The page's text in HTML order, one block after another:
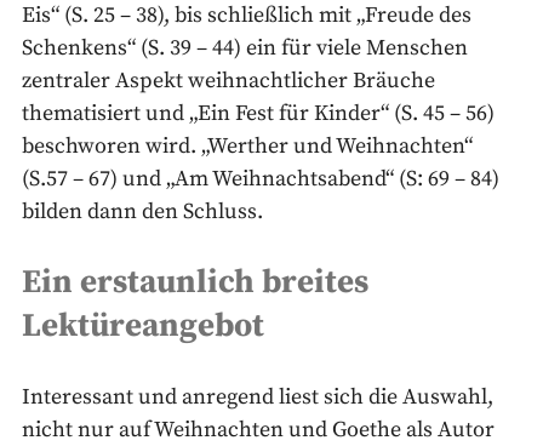
Eis“ (S. 25 – 38), bis schließlich mit „Freude des
Schenkens“ (S. 39 – 44) ein für viele Menschen
zentraler Aspekt weihnachtlicher Bräuche
thematisiert und „Ein Fest für Kinder“ (S. 45 – 56)
beschworen wird. „Werther und Weihnachten“
(S.57 – 67) und „Am Weihnachtsabend“ (S: 69 – 84)
bilden dann den Schluss.
Ein erstaunlich breites
Lektüreangebot
Interessant und anregend liest sich die Auswahl,
nicht nur auf Weihnachten und Goethe als Autor